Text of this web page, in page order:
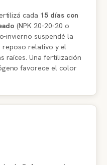
cada 15 días con
(NPK 20-20-20 o
invierno suspendé la
reposo relativo y el
raíces. Una fertilización
favorece el color